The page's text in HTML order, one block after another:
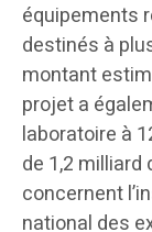
équipements
destinés à
montant
projet a
laboratoire à
de 1,2 milliard
concernent
national des